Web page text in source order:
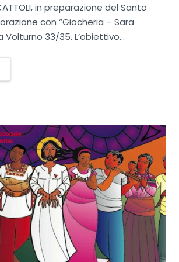
in preparazione del Santo
con “Giocheria – Sara
Volturno 33/35. L’obiettivo…